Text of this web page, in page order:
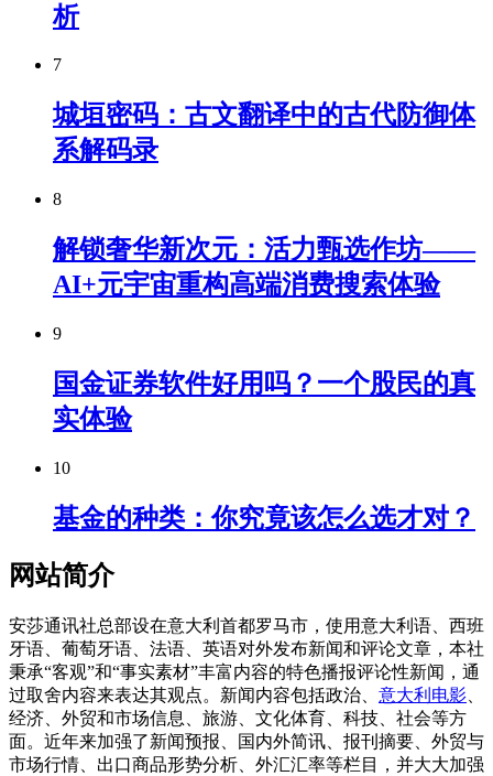
析
7
城垣密码：古文翻译中的古代防御体
系解码录
8
解锁奢华新次元：活力甄选作坊——
AI+元宇宙重构高端消费搜索体验
9
国金证券软件好用吗？一个股民的真
实体验
10
基金的种类：你究竟该怎么选才对？
网站简介
安莎通讯社总部设在意大利首都罗马市，使用意大利语、西班
牙语、葡萄牙语、法语、英语对外发布新闻和评论文章，本社
秉承“客观”和“事实素材”丰富内容的特色播报评论性新闻，通
过取舍内容来表达其观点。新闻内容包括政治、 意大利电影
经济、外贸和市场信息、旅游、文化体育、科技、社会等方
面。近年来加强了新闻预报、国内外简讯、报刊摘要、外贸与
市场行情、出口商品形势分析、外汇汇率等栏目，并大大加强